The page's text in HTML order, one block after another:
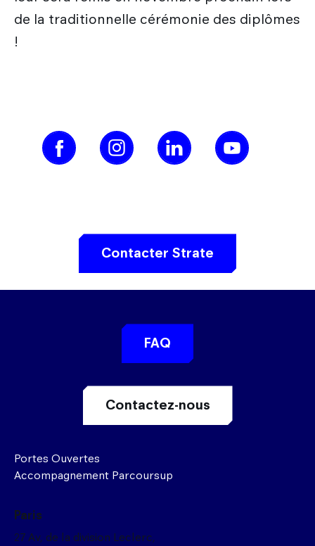
de la traditionnelle cérémonie des diplômes
!
Contacter Strate
Portes Ouvertes
Accompagnement Parcoursup
FAQ
Contactez-nous
Paris
27 Av, de la division Leclerc,